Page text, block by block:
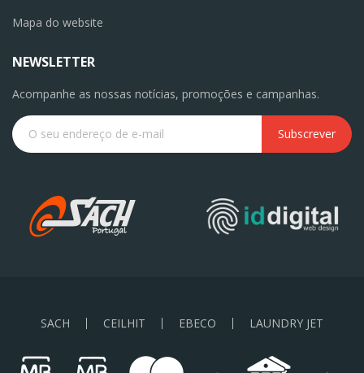
Mapa do website
NEWSLETTER
Acompanhe as nossas notícias, promoções e campanhas.
Subscrever
SACH CEILHIT EBECO LAUNDRY JET